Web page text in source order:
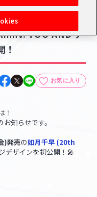
シリアルコード・
あいことば
お気に入り
バンダイナムコID Link設定
マスター』シリ
YOU AND ア
お気に入り
！
知らせです。
)発売の如月千早 (20th
デザインを初公開！🎤